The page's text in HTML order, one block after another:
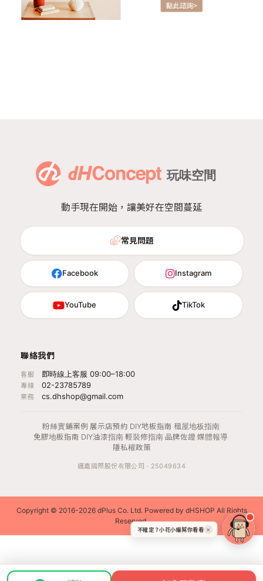
動手現在開始，讓美好在空間蔓延
常見問題
Facebook Instagram
YouTube TikTok
聯絡我們
客服 即時線上客服 09:00–18:00
專線 02-23785789
業務 cs.dhshop@gmail.com
粉絲實鋪案例·展示店預約·DIY地板指南 ·租屋地板指南·
免膠地板指南 ·DIY油漆指南·輕裝修指南·品牌佐證·媒體報導·
隱私權政策
運嘉國際股份有限公司 · 25049634
Copyright © 2016-2026 dPlus Co. Ltd. Powered by dHSHOP All Rights
Reserved.
不確定？小花小編幫你看看 ✕